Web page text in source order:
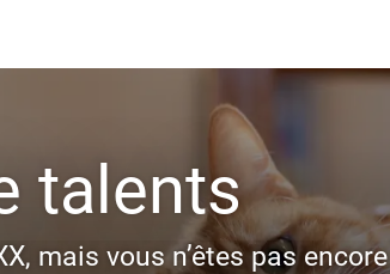
talents
mais vous n’êtes pas